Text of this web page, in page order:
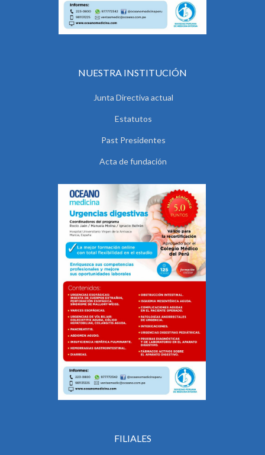
NUESTRA INSTITUCIÓN
Junta Directiva actual
Estatutos
Past Presidentes
Acta de fundación
FILIALES